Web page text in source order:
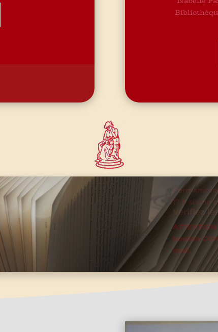
À propos
dans la
Permanences tous les samedis, hors vacances
17 h si une conférence suit.
Vérifiez les horaires en cliquant sur
ATTENTION POUR LES CONFERENCES,
bouton CONTACT , et attendez que nous vous